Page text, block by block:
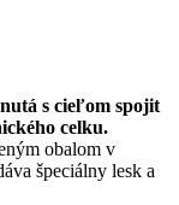
s cieľom spojit
celku.
obalom v
špeciálny lesk a